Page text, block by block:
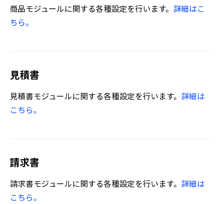
商品モジュールに関する各種設定を行います。 詳細はこ
ちら。
見積書
見積書モジュールに関する各種設定を行います。 詳細は
こちら。
請求書
請求書モジュールに関する各種設定を行います。 詳細は
こちら。